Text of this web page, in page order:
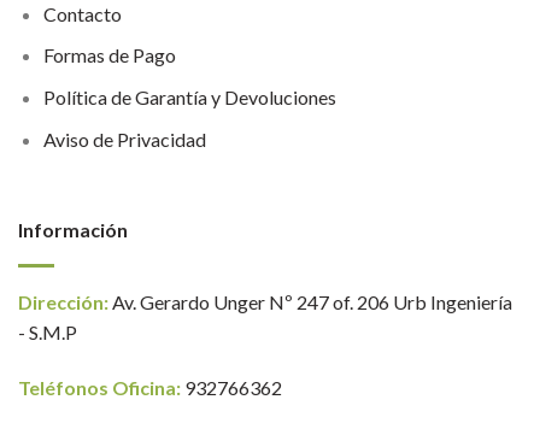
Contacto
Formas de Pago
Política de Garantía y Devoluciones
Aviso de Privacidad
Información
Dirección:Av. Gerardo Unger Nº 247 of. 206 Urb Ingeniería
- S.M.P
Teléfonos Oficina: 932766362